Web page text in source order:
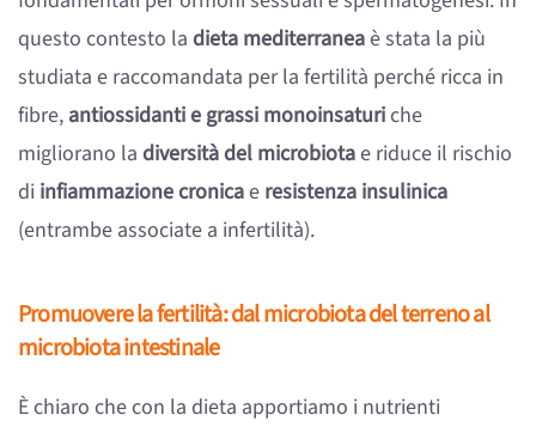
questo contesto la dieta mediterraneaè stata la più
studiata e raccomandata per la fertilità perché ricca in
fibre, antiossidanti e grassi monoinsaturiche
migliorano la diversità del microbiotae riduce il rischio
di infiammazione cronicae resistenza insulinica
(entrambe associate a infertilità).
Promuovere la fertilità: dal microbiota del terreno al
microbiota intestinale
È chiaro che con la dieta apportiamo i nutrienti